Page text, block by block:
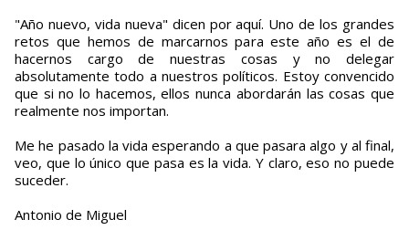
"Año nuevo, vida nueva" dicen por aquí. Uno de los grandes
retos que hemos de marcarnos para este año es el de
hacernos cargo de nuestras cosas y no delegar
absolutamente todo a nuestros políticos. Estoy convencido
que si no lo hacemos, ellos nunca abordarán las cosas que
realmente nos importan.
Me he pasado la vida esperando a que pasara algo y al final,
veo, que lo único que pasa es la vida. Y claro, eso no puede
suceder.
Antonio de Miguel